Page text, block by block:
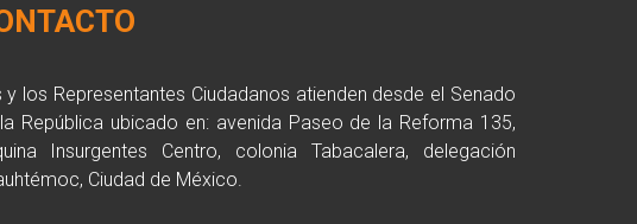
y los Representantes Ciudadanos atienden desde el Senado
República ubicado en: avenida Paseo de la Reforma 135,
Insurgentes Centro, colonia Tabacalera, delegación
Ciudad de México.